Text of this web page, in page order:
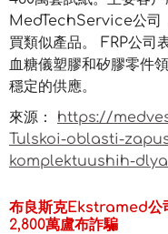
MedTechService公司
買類似產品。 FRP公司
血糖儀塑膠和矽膠零件
穩定的供應。
來源： https://
Tulskoi-oblasti-
komplektuushih-
布良斯克Ekstramed公
2,800萬盧布詐騙